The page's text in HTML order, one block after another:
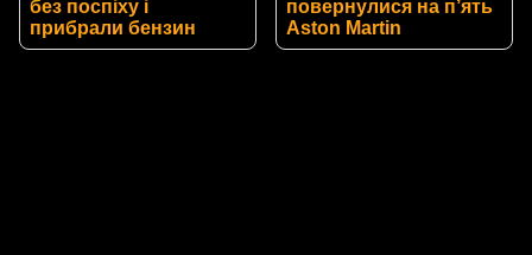
без поспіху і
прибрали бензин
повернулися на п’ять
Aston Martin